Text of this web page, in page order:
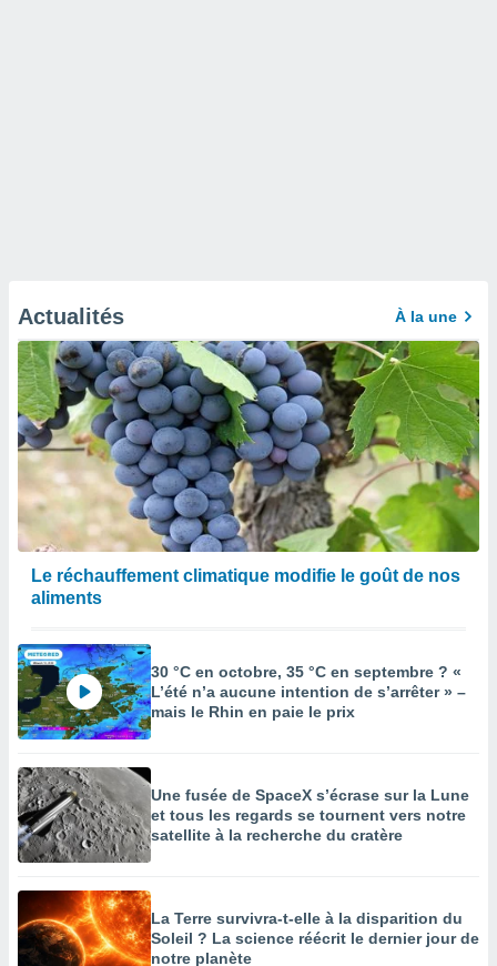
Actualités À la une
Le réchauffement climatique modifie le goût de nos
aliments
30 °C en octobre, 35 °C en septembre ? «
L’été n’a aucune intention de s’arrêter » –
mais le Rhin en paie le prix
Une fusée de SpaceX s’écrase sur la Lune
et tous les regards se tournent vers notre
satellite à la recherche du cratère
La Terre survivra-t-elle à la disparition du
Soleil ? La science réécrit le dernier jour de
notre planète